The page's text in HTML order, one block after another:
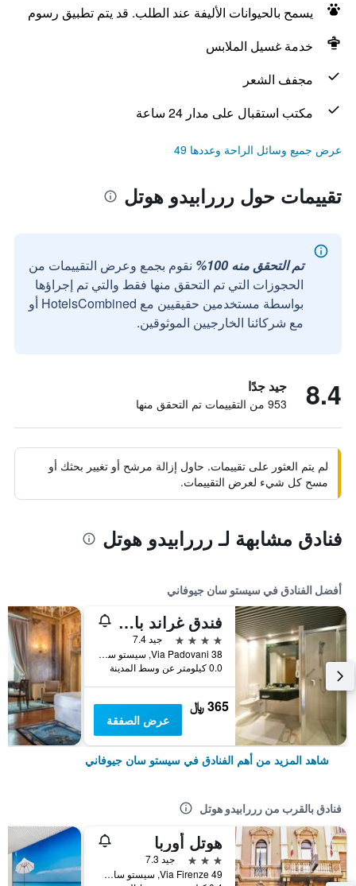
يسمح بالحيوانات الأليفة عند الطلب. قد يتم تطبيق رسوم
خدمة غسيل الملابس
مجفف الشعر
مكتب استقبال على مدار 24 ساعة
عرض جميع وسائل الراحة وعددها 49
تقييمات حول رررابيدو هوتل
تم التحقق منه 100%
نقوم بجمع وعرض التقييمات من
الحجوزات التي تم التحقق منها فقط والتي تم إجراؤها
بواسطة مستخدمين حقيقيين مع HotelsCombined أو
مع شركائنا الخارجيين الموثوقين.
8.4 جيد جدًا
953 من التقييمات تم التحقق منها
لم يتم العثور على تقييمات. حاول إزالة مرشح أو تغيير بحثك أو
مسح كل شيء لعرض التقييمات.
فنادق مشابهة لـ رررابيدو هوتل
أفضل الفنادق في سيستو سان جيوفاني
فندق غراند بارونه دي ساسج
4 نجوم
جيد 7.4
Via Padovani 38, سيستو سان جيوفاني, مقاطعة ميلانو, إيطاليا
0.0 كيلومتر عن وسط المدينة
365 ﷼
عرض الصفقة
شاهد المزيد من أهم الفنادق في سيستو سان جيوفاني
فنادق بالقرب من رررابيدو هوتل
هوتل أوربا
3 نجوم
جيد 7.3
Via Firenze 49, سيستو سان جيوفاني, مقاطعة ميلانو, إيطاليا